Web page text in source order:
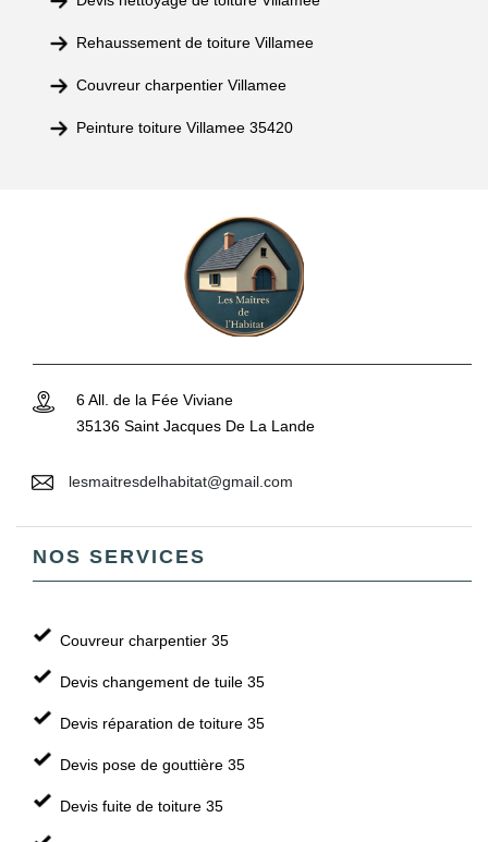
Rehaussement de toiture Villamee
Couvreur charpentier Villamee
Peinture toiture Villamee 35420
6 All. de la Fée Viviane
35136 Saint Jacques De La Lande
lesmaitresdelhabitat@gmail.com
NOS SERVICES
Couvreur charpentier 35
Devis changement de tuile 35
Devis réparation de toiture 35
Devis pose de gouttière 35
Devis fuite de toiture 35